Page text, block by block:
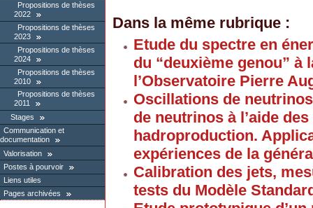
Propositions de thèses
2022
Propositions de thèses
2023
Propositions de thèses
2024
Propositions de thèses
2010
Propositions de thèses
2011
Stages
Communication et
documentation
Valorisation
Postes à pourvoir
Liens utiles
Pages archivées
Dans la même rubrique :
Etude du spectre en
du “deuxième genou” à
l’Observatoire Pierre
Oscillations de
de neutrinos à l’aide
hadroproduction.
expériences de la
Calibration des jets,
tests du Modèle